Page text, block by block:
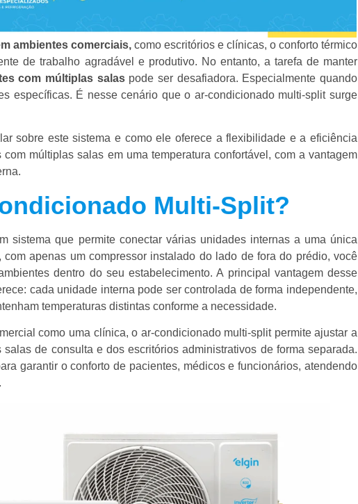
ambientes comerciais, como escritórios e clínicas, o conforto térmico
de trabalho agradável e produtivo. No entanto, a tarefa de manter
com múltiplas salaspode ser desafiadora. Especialmente quando
específicas. É nesse cenário que o ar-condicionado multi-split surge
sobre este sistema e como ele oferece a flexibilidade e a eficiência
múltiplas salas em uma temperatura confortável, com a vantagem
Multi-Split?
sistema que permite conectar várias unidades internas a uma única
apenas um compressor instalado do lado de fora do prédio, você
dentro do seu estabelecimento. A principal vantagem desse
cada unidade interna pode ser controlada de forma independente,
temperaturas distintas conforme a necessidade.
como uma clínica, o ar-condicionado multi-split permite ajustar a
de consulta e dos escritórios administrativos de forma separada.
garantir o conforto de pacientes, médicos e funcionários, atendendo